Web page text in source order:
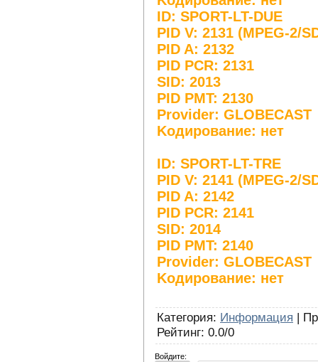
ID: SPORT-LT-DUE
PID V: 2131 (MPEG-2/
PID A: 2132
PID PCR: 2131
SID: 2013
PID PMT: 2130
Provider: GLOBECAST
Koдирование: нет
ID: SPORT-LT-TRE
PID V: 2141 (MPEG-2/
PID A: 2142
PID PCR: 2141
SID: 2014
PID PMT: 2140
Provider: GLOBECAST
Koдирование: нет
Категория: Информация |
Рейтинг: 0.0/0
Войдите: